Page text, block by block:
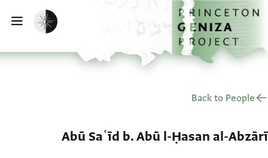
تخطي إلى المحتوى الرئيسي
الصفحة الرئيسية
تفعيل الوضع المظلم
Back to People
Abū Saʿīd b. Abū l-Ḥasan al-Abzārī